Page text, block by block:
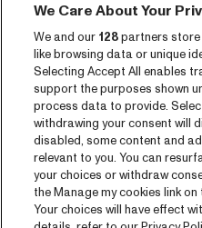
Privacy statement
Accessibility-Statement
We Care About Your
We and our 128partners
like browsing data or unique
Selecting Accept All enables
support the purposes shown
process data to provide.
withdrawing your consent will
disabled, some content and
relevant to you. You can
your choices or withdraw
the Manage my cookies link
Your choices will have effect